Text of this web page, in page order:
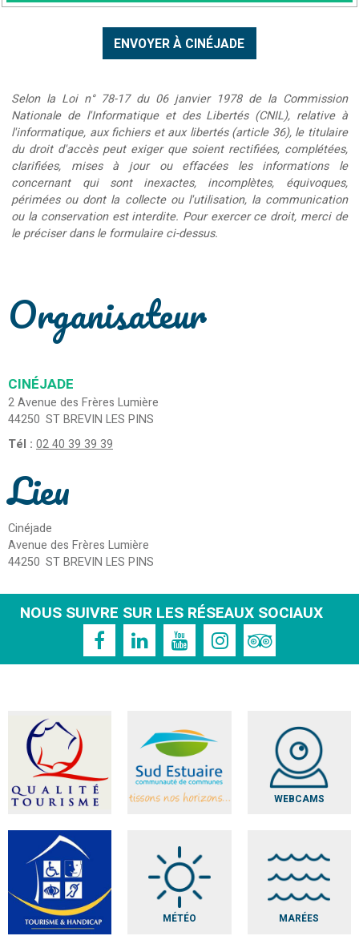
Selon la Loi n° 78-17 du 06 janvier 1978 de la Commission
Nationale de l'Informatique et des Libertés (CNIL), relative à
l'informatique, aux fichiers et aux libertés (article 36), le titulaire
du droit d'accès peut exiger que soient rectifiées, complétées,
clarifiées, mises à jour ou effacées les informations le
concernant qui sont inexactes, incomplètes, équivoques,
périmées ou dont la collecte ou l'utilisation, la communication
ou la conservation est interdite. Pour exercer ce droit, merci de
le préciser dans le formulaire ci-dessus.
Organisateur
CINÉJADE
2 Avenue des Frères Lumière
44250 ST BREVIN LES PINS
Tél : 02 40 39 39 39
Lieu
Cinéjade
Avenue des Frères Lumière
44250 ST BREVIN LES PINS
NOUS SUIVRE SUR LES RÉSEAUX SOCIAUX
WEBCAMS
MÉTÉO MARÉES